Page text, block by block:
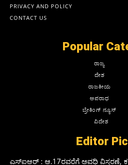
PRIVACY AND POLICY
CONTACT US
Popular
ರಾಜ್ಯ
ದೇಶ
ರಾಜಕೀಯ
ಅಪರಾಧ
ಬ್ರೇಕಿಂಗ್ ನ್ಯೂಸ್
ವಿದೇಶ
Editor
ಎಸ್‌ಐಆರ್‌ : ಆ.17ರವರೆಗೆ ಅವಧಿ ವಿಸ್ತರಣೆ,